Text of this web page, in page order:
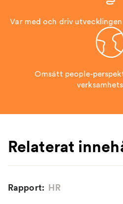
Var med och driv
Omsätt people-
Relaterat
Rapport: HR